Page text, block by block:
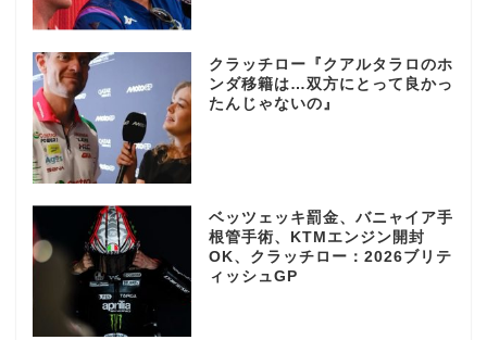
クラッチロー『クアルタラロのホ
ンダ移籍は…双方にとって良かっ
たんじゃないの』
ベッツェッキ罰金、バニャイア手
根管手術、KTMエンジン開封
OK、クラッチロー：2026ブリテ
ィッシュGP